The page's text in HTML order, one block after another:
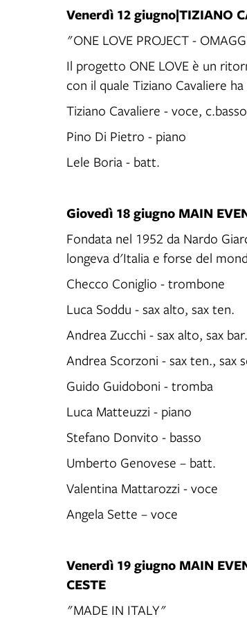
Venerdì 12 giugno|TIZIANO
"ONE LOVE PROJECT -
Il progetto ONE LOVE è un
con il quale Tiziano Cavaliere
Tiziano Cavaliere - voce, c.basso
Pino Di Pietro - piano
Lele Boria - batt.
Giovedì 18 giugno MAIN
Fondata nel 1952 da Nardo
longeva d'Italia e forse del
Checco Coniglio - trombone
Luca Soddu - sax alto, sax ten.
Andrea Zucchi - sax alto, sax bar.
Andrea Scorzoni - sax ten., sax
Guido Guidoboni - tromba
Luca Matteuzzi - piano
Stefano Donvito - basso
Umberto Genovese – batt.
Valentina Mattarozzi - voce
Angela Sette – voce
Venerdì 19 giugno MAIN
CESTE
"MADE IN ITALY"